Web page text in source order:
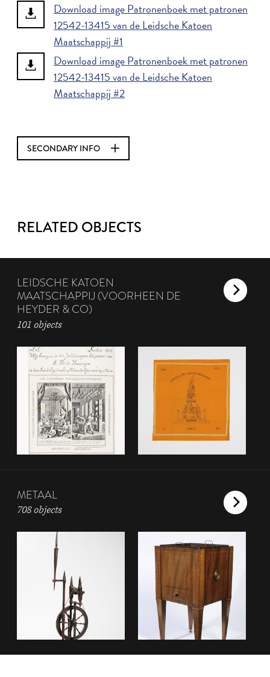
Download image Patronenboek met patronen
12542-13415 van de Leidsche Katoen
Maatschappij #1
Download image Patronenboek met patronen
12542-13415 van de Leidsche Katoen
Maatschappij #2
SECONDARY INFO
RELATED OBJECTS
LEIDSCHE KATOEN
MAATSCHAPPIJ (VOORHEEN DE
HEYDER & CO)
101 objects
METAAL
708 objects